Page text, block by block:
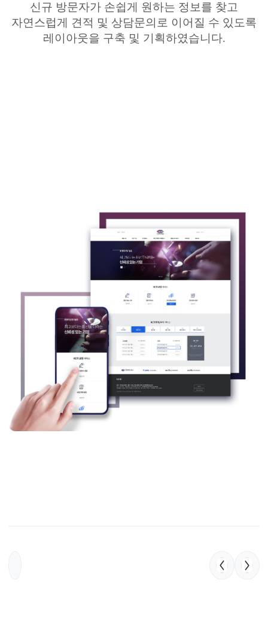
신규 방문자가 손쉽게 원하는 정보를 찾고
자연스럽게 견적 및 상담문의로 이어질 수 있도록
레이아웃을 구축 및 기획하였습니다.